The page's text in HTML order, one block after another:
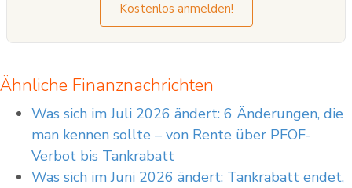
Kostenlos anmelden!
Ähnliche Finanznachrichten
Was sich im Juli 2026 ändert: 6 Änderungen, die
man kennen sollte – von Rente über PFOF-
Verbot bis Tankrabatt
Was sich im Juni 2026 ändert: Tankrabatt endet,